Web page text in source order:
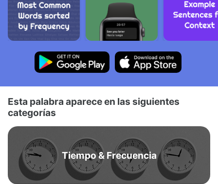
Esta palabra aparece en las siguientes
categorías
Tiempo & Frecuencia